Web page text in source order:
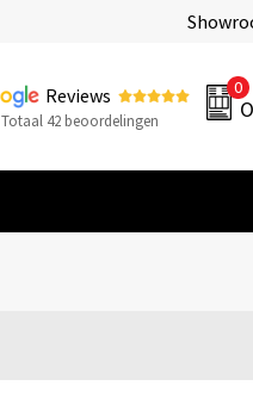
Reviews
Totaal 42 beoordelingen
0